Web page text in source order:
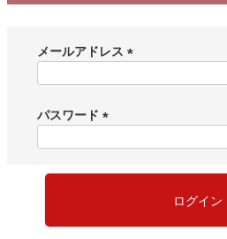
メールアドレス
)
パスワード
須
ログイン